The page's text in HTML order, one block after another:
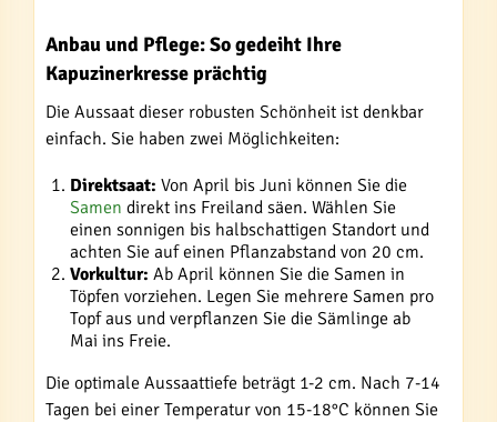
Anbau und Pflege: So gedeiht Ihre
Kapuzinerkresse prächtig
Die Aussaat dieser robusten Schönheit ist denkbar
einfach. Sie haben zwei Möglichkeiten:
Direktsaat: Von April bis Juni können Sie die
Samen direkt ins Freiland säen. Wählen Sie
einen sonnigen bis halbschattigen Standort und
achten Sie auf einen Pflanzabstand von 20 cm.
Vorkultur: Ab April können Sie die Samen in
Töpfen vorziehen. Legen Sie mehrere Samen pro
Topf aus und verpflanzen Sie die Sämlinge ab
Mai ins Freie.
Die optimale Aussaattiefe beträgt 1-2 cm. Nach 7-14
Tagen bei einer Temperatur von 15-18°C können Sie